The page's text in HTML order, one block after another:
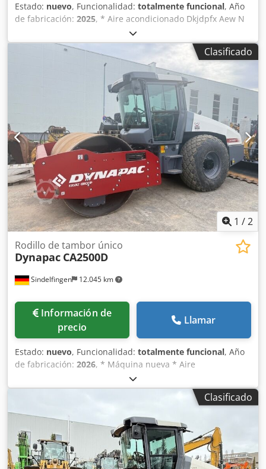
Estado: nuevo, Funcionalidad: totalmente funcional, Año
de fabricación: 2025, * Aire acondicionado Dkjdpfx Aew N
Inyedger * Peso operativo 7.100 kg * Motor Deutz 55,4 kW
* Disponible de inmediato
Clasificado
1 /2
Sindelfingen 12.045 km
Rodillo de tambor único
Dynapac CA2500D
Información de
precio
Llamar
Estado: nuevo, Funcionalidad: totalmente funcional, Año
de fabricación: 2026, * Máquina nueva * Aire
acondicionado * Control de tracción / Eco * Sísmico
Dkedpfeyuvybox Adger * Motor Cummins F3.8 (100 kW –
135 CV) * Carga lineal estática 26 kg/cm² * Control de
tracción/diferencial NoSpin * Baliza LED H3 * Peso
operativo 10.350 kg (peso máximo 14.500 kg) * Disponible
de inmediato
Clasificado